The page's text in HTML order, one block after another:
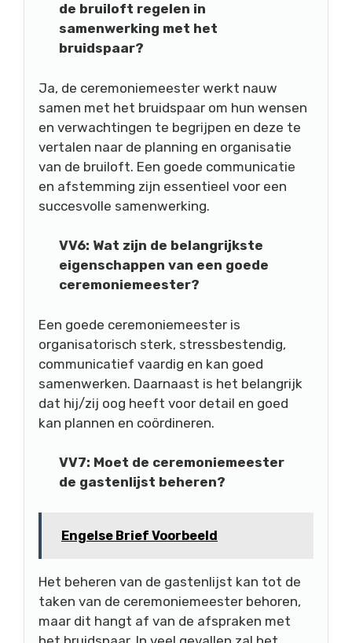
de bruiloft regelen in
samenwerking met het
bruidspaar?
Ja, de ceremoniemeester werkt nauw
samen met het bruidspaar om hun wensen
en verwachtingen te begrijpen en deze te
vertalen naar de planning en organisatie
van de bruiloft. Een goede communicatie
en afstemming zijn essentieel voor een
succesvolle samenwerking.
VV6: Wat zijn de belangrijkste
eigenschappen van een goede
ceremoniemeester?
Een goede ceremoniemeester is
organisatorisch sterk, stressbestendig,
communicatief vaardig en kan goed
samenwerken. Daarnaast is het belangrijk
dat hij/zij oog heeft voor detail en goed
kan plannen en coördineren.
VV7: Moet de ceremoniemeester
de gastenlijst beheren?
Engelse Brief Voorbeeld
Het beheren van de gastenlijst kan tot de
taken van de ceremoniemeester behoren,
maar dit hangt af van de afspraken met